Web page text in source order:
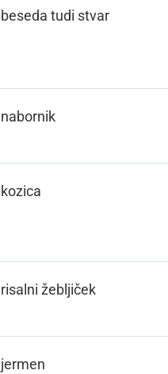
beseda tudi stvar
nabornik
kozica
risalni žebljiček
jermen